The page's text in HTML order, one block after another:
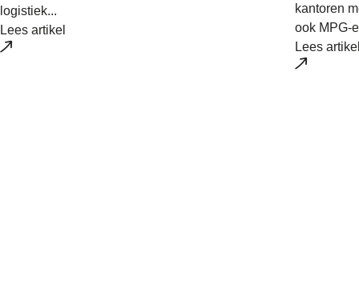
logistiek...
Lees artikel
kantoren
ook MPG-
Lees